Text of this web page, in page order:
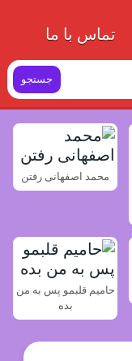
تماس با ما
جستجو
محمد اصفهانی رفتن
حامیم قلبمو پس به من
بده